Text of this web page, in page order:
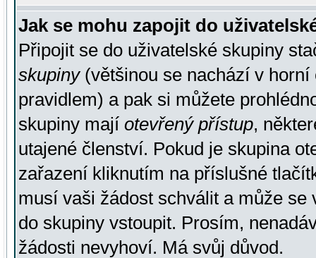
Jak se mohu zapojit do
Připojit se do uživatelské skupiny
skupiny(většinou se nachází v horní
pravidlem) a pak si můžete
skupiny mají otevřený přístup,
utajené členství. Pokud je skupina
zařazení kliknutím na příslušné
musí vaši žádost schválit a může se
do skupiny vstoupit. Prosím,
žádosti nevyhoví. Má svůj důvod.